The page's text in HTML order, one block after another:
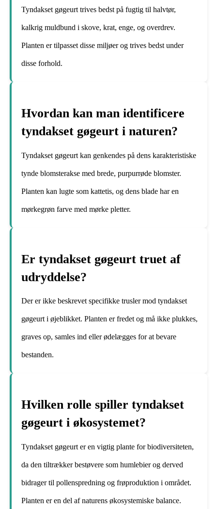
Tyndakset gøgeurt trives bedst på fugtig til halvtør,
kalkrig muldbund i skove, krat, enge, og overdrev.
Planten er tilpasset disse miljøer og trives bedst under
disse forhold.
Hvordan kan man identificere
tyndakset gøgeurt i naturen?
Tyndakset gøgeurt kan genkendes på dens karakteristiske
tynde blomsterakse med brede, purpurrøde blomster.
Planten kan lugte som kattetis, og dens blade har en
mørkegrøn farve med mørke pletter.
Er tyndakset gøgeurt truet af
udryddelse?
Der er ikke beskrevet specifikke trusler mod tyndakset
gøgeurt i øjeblikket. Planten er fredet og må ikke plukkes,
graves op, samles ind eller ødelægges for at bevare
bestanden.
Hvilken rolle spiller tyndakset
gøgeurt i økosystemet?
Tyndakset gøgeurt er en vigtig plante for biodiversiteten,
da den tiltrækker bestøvere som humlebier og derved
bidrager til pollenspredning og frøproduktion i området.
Planten er en del af naturens økosystemiske balance.